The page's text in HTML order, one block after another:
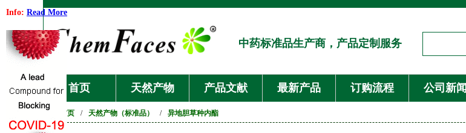
Info: Read More
中药标准品生产商，产品定制服务
首页 天然产物 产品文献 最新产品 订购流程 公司新闻
首页 / 天然产物（标准品） / 异地胆草种内酯